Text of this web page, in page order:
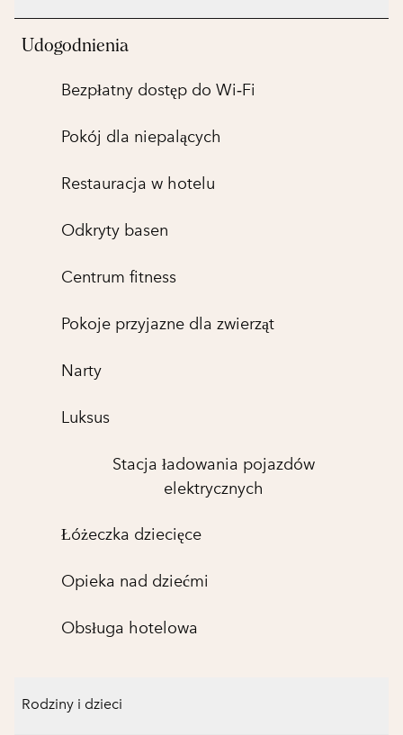
Udogodnienia
Bezpłatny dostęp do Wi‑Fi
Pokój dla niepalących
Restauracja w hotelu
Odkryty basen
Centrum fitness
Pokoje przyjazne dla zwierząt
Narty
Luksus
Stacja ładowania pojazdów
elektrycznych
Łóżeczka dziecięce
Opieka nad dziećmi
Obsługa hotelowa
Rodziny i dzieci